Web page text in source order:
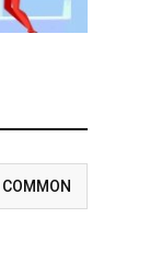
COMMON